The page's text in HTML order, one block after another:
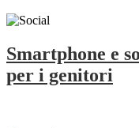
Smartphone e
per i genitori